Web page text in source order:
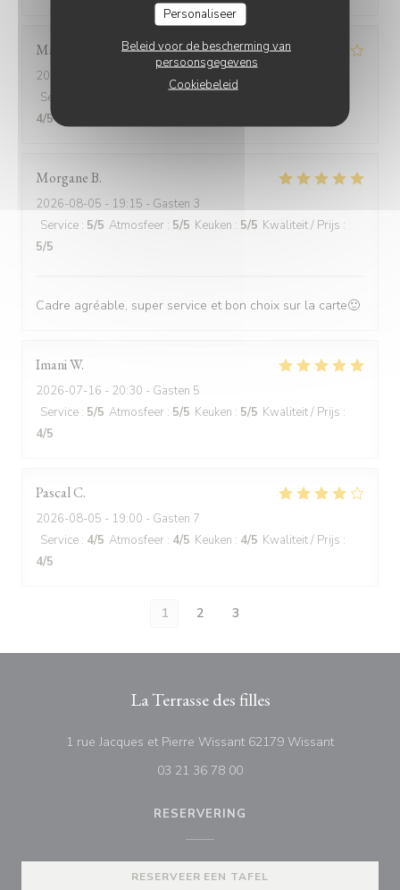
Personaliseer
Beleid voor de bescherming van
persoonsgegevens
Cookiebeleid
Mathieu
2026-08-06
- 20:30 - Gasten 3
Service
4/5
MorganeB
2026-08-05 - 19:15 - Gasten 3
Service : 5/5 Atmosfeer : 5/5 Keuken : 5/5 Kwaliteit / Prijs :
5/5
Cadre agréable, super service et bon choix sur la carte🙂
ImaniW
2026-07-16 - 20:30 - Gasten 5
Service : 5/5 Atmosfeer : 5/5 Keuken : 5/5 Kwaliteit / Prijs :
4/5
PascalC
2026-08-05 - 19:00 - Gasten 7
Service : 4/5 Atmosfeer : 4/5 Keuken : 4/5 Kwaliteit / Prijs :
4/5
1 2 3
La Terrasse des filles
1 rue Jacques et Pierre Wissant 62179 Wissant((opent in
03 21 36 78 00
RESERVERING
RESERVEER EEN TAFEL